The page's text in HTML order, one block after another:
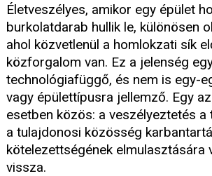
Életveszélyes, amikor egy épület
burkolatdarab hullik le, különösen
ahol közvetlenül a homlokzati sík
közforgalom van. Ez a jelenség
technológiafüggő, és nem is egy-
vagy épülettípusra jellemző. Egy
esetben közös: a veszélyeztetés
a tulajdonosi közösség
kötelezettségének elmulasztására
vissza.